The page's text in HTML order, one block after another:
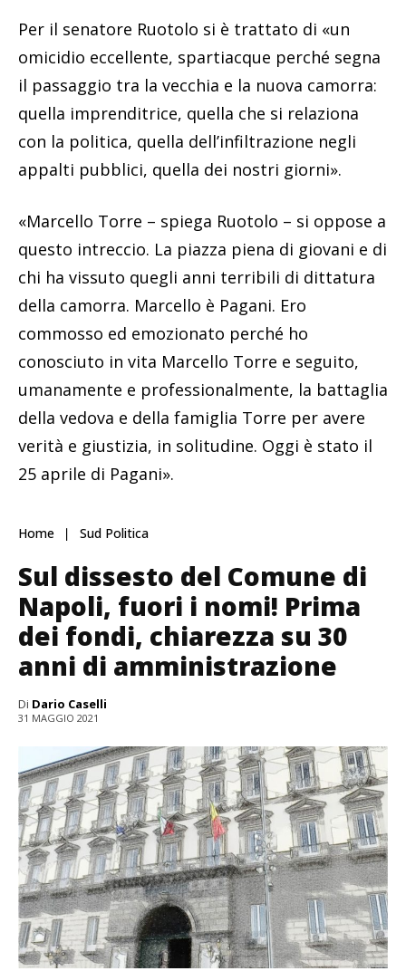
Per il senatore Ruotolo si è trattato di «un
omicidio eccellente, spartiacque perché segna
il passaggio tra la vecchia e la nuova camorra:
quella imprenditrice, quella che si relaziona
con la politica, quella dell’infiltrazione negli
appalti pubblici, quella dei nostri giorni».
«Marcello Torre – spiega Ruotolo – si oppose a
questo intreccio. La piazza piena di giovani e di
chi ha vissuto quegli anni terribili di dittatura
della camorra. Marcello è Pagani. Ero
commosso ed emozionato perché ho
conosciuto in vita Marcello Torre e seguito,
umanamente e professionalmente, la battaglia
della vedova e della famiglia Torre per avere
verità e giustizia, in solitudine. Oggi è stato il
25 aprile di Pagani».
Home Sud Politica
Sul dissesto del Comune di
Napoli, fuori i nomi! Prima
dei fondi, chiarezza su 30
anni di amministrazione
Di Dario Caselli
31 MAGGIO 2021